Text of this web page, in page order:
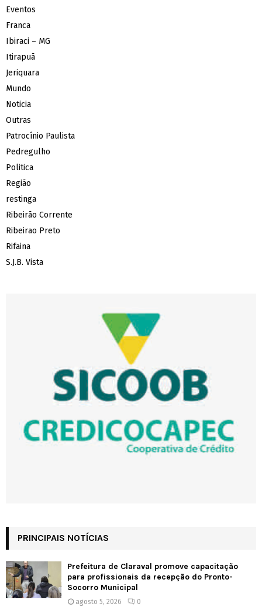
Eventos
Franca
Ibiraci – MG
Itirapuã
Jeriquara
Mundo
Noticia
Outras
Patrocínio Paulista
Pedregulho
Politica
Região
restinga
Ribeirão Corrente
Ribeirao Preto
Rifaina
S.J.B. Vista
PRINCIPAIS NOTÍCIAS
Prefeitura de Claraval promove capacitação
para profissionais da recepção do Pronto-
Socorro Municipal
agosto 5, 2026 0